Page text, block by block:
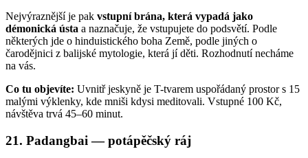
Nejvýraznější je pak vstupní brána, která vypadá jako
démonická ústa a naznačuje, že vstupujete do podsvětí. Podle
některých jde o hinduistického boha Země, podle jiných o
čarodějnici z balijské mytologie, která jí děti. Rozhodnutí necháme
na vás.
Co tu objevíte: Uvnitř jeskyně je T-tvarem uspořádaný prostor s 15
malými výklenky, kde mniši kdysi meditovali. Vstupné 100 Kč,
návštěva trvá 45–60 minut.
21. Padangbai — potápěčský ráj